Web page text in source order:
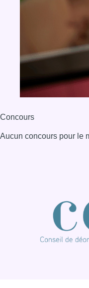
Concours
Aucun concours pour le